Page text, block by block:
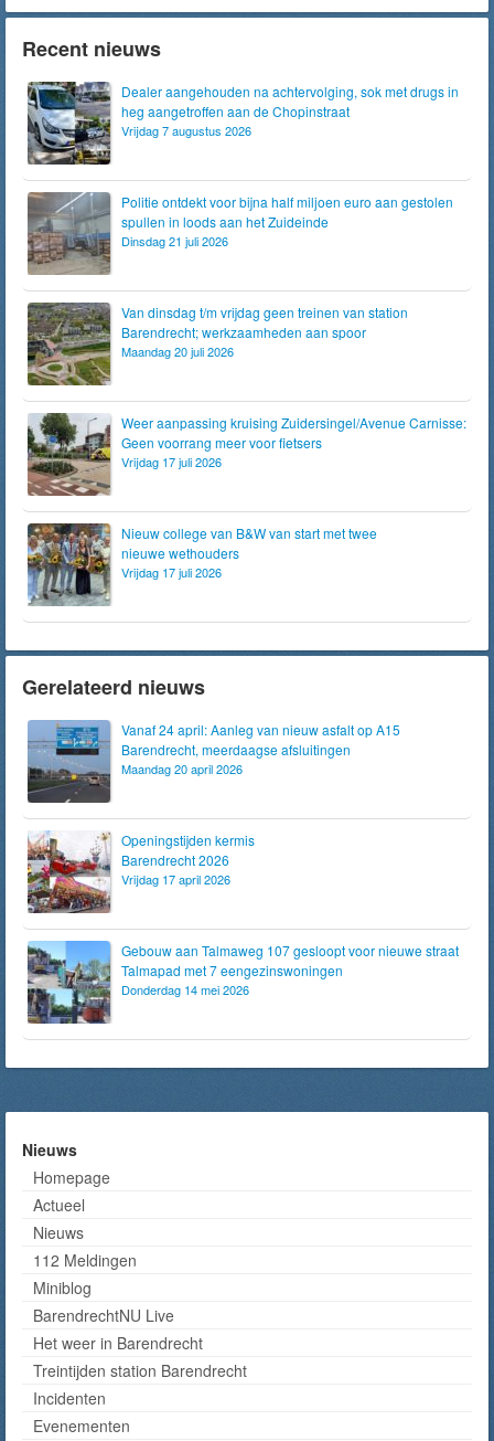
Recent nieuws
Dealer aangehouden na achtervolging, sok met drugs in
heg aangetroffen aan de Chopinstraat
Vrijdag 7 augustus 2026
Politie ontdekt voor bijna half miljoen euro aan gestolen
spullen in loods aan het Zuideinde
Dinsdag 21 juli 2026
Van dinsdag t/m vrijdag geen treinen van station
Barendrecht; werkzaamheden aan spoor
Maandag 20 juli 2026
Weer aanpassing kruising Zuidersingel/Avenue Carnisse:
Geen voorrang meer voor fietsers
Vrijdag 17 juli 2026
Nieuw college van B&W van start met twee
nieuwe wethouders
Vrijdag 17 juli 2026
Gerelateerd nieuws
Vanaf 24 april: Aanleg van nieuw asfalt op A15
Barendrecht, meerdaagse afsluitingen
Maandag 20 april 2026
Openingstijden kermis
Barendrecht 2026
Vrijdag 17 april 2026
Gebouw aan Talmaweg 107 gesloopt voor nieuwe straat
Talmapad met 7 eengezinswoningen
Donderdag 14 mei 2026
Nieuws
Homepage
Actueel
Nieuws
112 Meldingen
Miniblog
BarendrechtNU Live
Het weer in Barendrecht
Treintijden station Barendrecht
Incidenten
Evenementen